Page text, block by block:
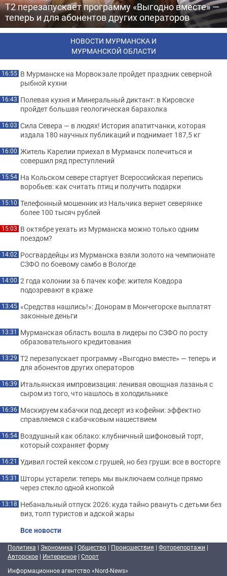
Т2 перезапускает программу «Выгодно вместе» —
теперь и для абонентов других операторов
НОВОСТИ МУРМАНСКА И
МУРМАНСКОЙ ОБЛАСТИ
16:55 В Мурманске на Морвокзале пройдет праздник северной
рыбной кухни
16:43 Полевая кухня и Минеральный диктант: в Кировске
пройдет большая геологическая барахолка
16:03 Сила Севера — в людях! История апатитчанки, которая
издала 180 научных публикаций и поднимает 187,5 кг
16:00 Житель Карелии приехал в Мурманск полечиться и
совершил ряд преступлений
15:54 На Кольском севере стартует Всероссийская перепись
воробьев: как считать птиц и получить подарки
15:10 Телефонный мошенник из Нальчика вернет северянке
более 100 тысяч рублей
15:03 В октябре уехать из Мурманска можно только одним
поездом?
14:02 Росгвардейцы из Мурманска взяли золото на чемпионате
СЗФО по боевому самбо в Вологде
14:00 2 года колонии за 6 пачек кофе: жителя Ковдора
подозревают в краже
13:45 «Средства нашлись!»: Донорам в Мончегорске выплатят
законные деньги
13:31 Мурманская область вошла в лидеры по СЗФО по росту
образовательного кредитования
13:29 Т2 перезапускает программу «Выгодно вместе» — теперь и
для абонентов других операторов
16:39 Итальянская импровизация: ленивая овощная лазанья с
сыром из того, что нашлось в холодильнике
16:36 Маскируем кабачки под десерт из кофейни: эффектно
справляемся с кабачковым нашествием
16:54 Воздушный как облако: клубничный шифоновый торт,
который сохраняет форму
16:21 Удивил гостей кексом с грушей, но без груши: все в восторге
15:31 Шторы устарели: теперь мы выключаем солнце прямо
через стекло одной кнопкой
13:18 Небанальный отпуск 2026: куда тайно рвануть с детьми без
виз, толп туристов и адской жары
Все новости
Политика | Экономика | Общество | Происшествия | Фоторепортажи |
Авторское | Интересное | Спорт
Информационное агентство «Nord-News»